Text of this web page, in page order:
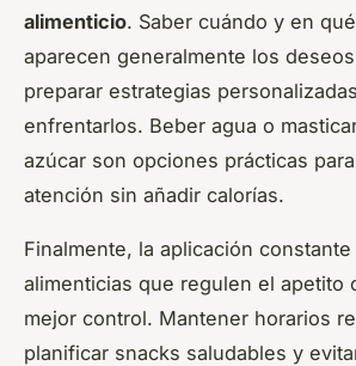
alimenticio. Saber cuándo y en
aparecen generalmente los
preparar estrategias
enfrentarlos. Beber agua o
azúcar son opciones prácticas
atención sin añadir calorías.
Finalmente, la aplicación
alimenticias que regulen el apetito
mejor control. Mantener horarios
planificar snacks saludables y